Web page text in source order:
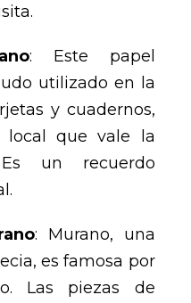
: Este papel
utilizado en la
y cuadernos,
local que vale la
un recuerdo
: Murano, una
es famosa por
Las piezas de